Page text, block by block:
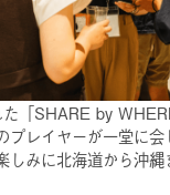
「SHARE by
プレイヤーが一堂に会
しみに北海道から沖